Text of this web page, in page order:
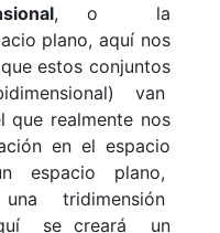
, o la
plano, aquí nos
estos conjuntos
van
que realmente nos
en el espacio
espacio plano,
tridimensión
se creará un